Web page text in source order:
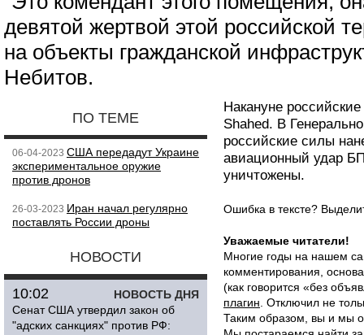
девятой жертвой этой российской
на объекты гражданской
Небитов.
ПО ТЕМЕ
06-04-2023 США передадут Украине
экспериментальное оружие
против дронов
26-03-2023 Иран начал регулярно
поставлять России дроны
НОВОСТИ
НОВОСТЬ ДНЯ
10:02
Сенат США утвердил закон об
"адских санкциях" против РФ:
Накануне
Shahed. В
российские силы
авиационный удар
уничтожены.
Ошибка в тексте?
Уважаемые читатели!
Многие годы на нашем
комментирования,
(как говорится «без
плагин . Отключил не
Таким образом, вы и мы